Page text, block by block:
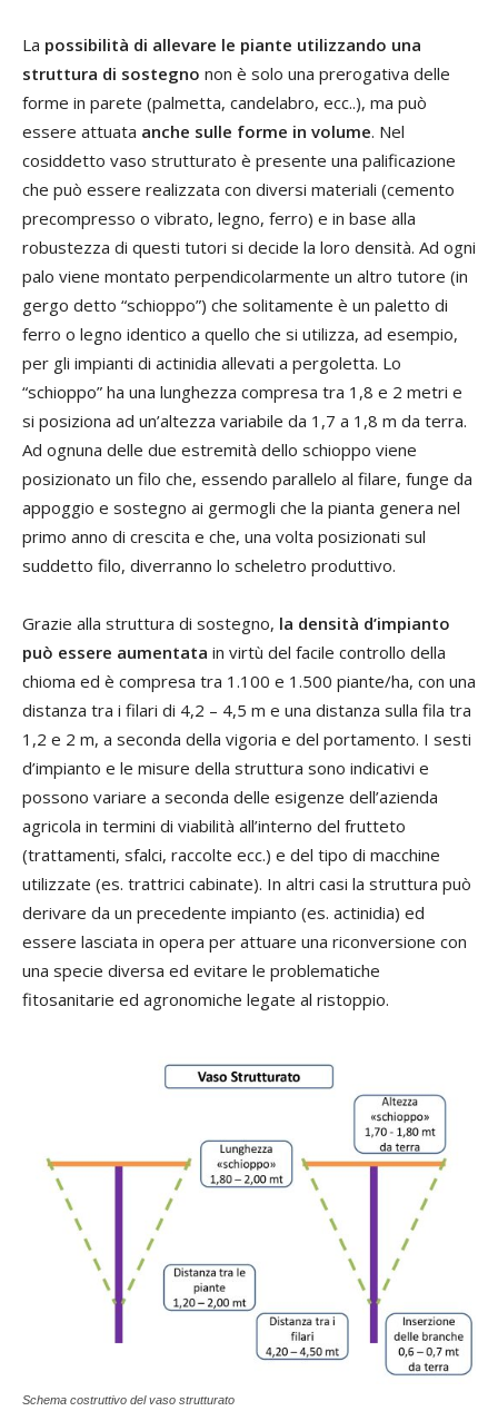
La possibilità di allevare le piante utilizzando una
struttura di sostegno non è solo una prerogativa delle
forme in parete (palmetta, candelabro, ecc..), ma può
essere attuata anche sulle forme in volume. Nel
cosiddetto vaso strutturato è presente una palificazione
che può essere realizzata con diversi materiali (cemento
precompresso o vibrato, legno, ferro) e in base alla
robustezza di questi tutori si decide la loro densità. Ad ogni
palo viene montato perpendicolarmente un altro tutore (in
gergo detto “schioppo”) che solitamente è un paletto di
ferro o legno identico a quello che si utilizza, ad esempio,
per gli impianti di actinidia allevati a pergoletta. Lo
“schioppo” ha una lunghezza compresa tra 1,8 e 2 metri e
si posiziona ad un’altezza variabile da 1,7 a 1,8 m da terra.
Ad ognuna delle due estremità dello schioppo viene
posizionato un filo che, essendo parallelo al filare, funge da
appoggio e sostegno ai germogli che la pianta genera nel
primo anno di crescita e che, una volta posizionati sul
suddetto filo, diverranno lo scheletro produttivo.
Grazie alla struttura di sostegno, la densità d’impianto
può essere aumentata in virtù del facile controllo della
chioma ed è compresa tra 1.100 e 1.500 piante/ha, con una
distanza tra i filari di 4,2 – 4,5 m e una distanza sulla fila tra
1,2 e 2 m, a seconda della vigoria e del portamento. I sesti
d’impianto e le misure della struttura sono indicativi e
possono variare a seconda delle esigenze dell’azienda
agricola in termini di viabilità all’interno del frutteto
(trattamenti, sfalci, raccolte ecc.) e del tipo di macchine
utilizzate (es. trattrici cabinate). In altri casi la struttura può
derivare da un precedente impianto (es. actinidia) ed
essere lasciata in opera per attuare una riconversione con
una specie diversa ed evitare le problematiche
fitosanitarie ed agronomiche legate al ristoppio.
Schema costruttivo del vaso strutturato